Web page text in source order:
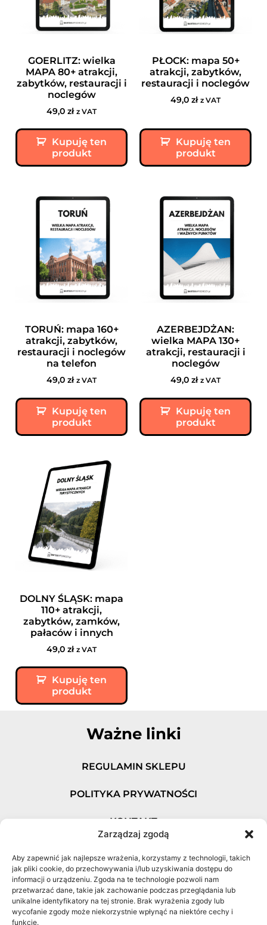
Zarządzaj zgodą
Aby zapewnić jak najlepsze wrażenia, korzystamy z technologii, takich
jak pliki cookie, do przechowywania i/lub uzyskiwania dostępu do
informacji o urządzeniu. Zgoda na te technologie pozwoli nam
przetwarzać dane, takie jak zachowanie podczas przeglądania lub
unikalne identyfikatory na tej stronie. Brak wyrażenia zgody lub
wycofanie zgody może niekorzystnie wpłynąć na niektóre cechy i
funkcje.
GOERLITZ: wielka
MAPA 80+ atrakcji,
zabytków, restauracji i
noclegów
49,0 zł z VAT
Kupuję ten
produkt
PŁOCK: mapa 50+
atrakcji, zabytków,
restauracji i noclegów
49,0 zł z VAT
Kupuję ten
produkt
TORUŃ: mapa 160+
atrakcji, zabytków,
restauracji i noclegów
na telefon
49,0 zł z VAT
Kupuję ten
produkt
AZERBEJDŻAN:
wielka MAPA 130+
atrakcji, restauracji i
noclegów
49,0 zł z VAT
Kupuję ten
produkt
DOLNY ŚLĄSK: mapa
110+ atrakcji,
zabytków, zamków,
pałaców i innych
49,0 zł z VAT
Kupuję ten
produkt
Ważne linki
REGULAMIN SKLEPU
POLITYKA PRYWATNOŚCI
KONTAKT
Najczęściej kupowane
produkty
75 WYCIECZEK W GÓRY DOLNEGO ŚLĄSKA